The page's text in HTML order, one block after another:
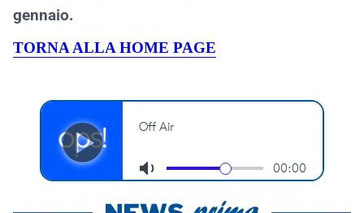
gennaio.
TORNA ALLA HOME PAGE